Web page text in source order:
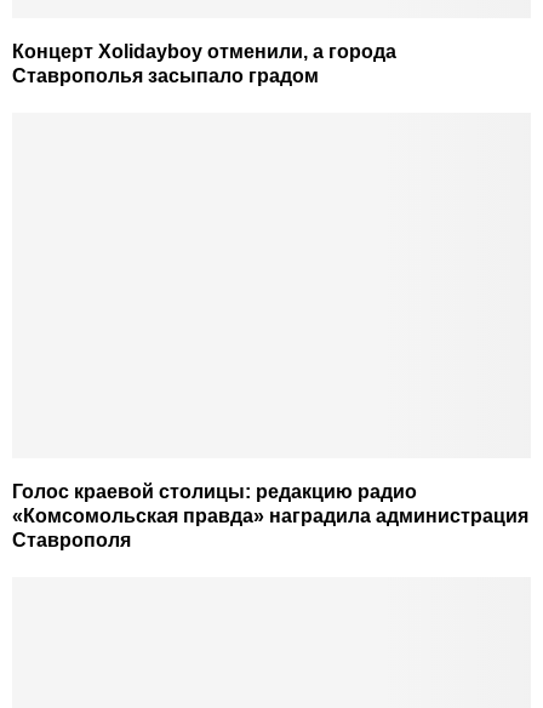
Концерт Xolidayboy отменили, а города
Ставрополья засыпало градом
Голос краевой столицы: редакцию радио
«Комсомольская правда» наградила администрация
Ставрополя